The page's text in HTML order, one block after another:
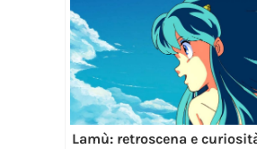
Lamù: retroscena e